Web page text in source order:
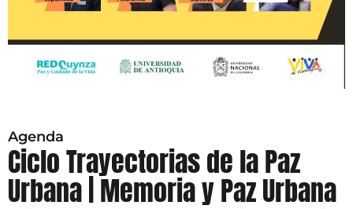
Agenda
Ciclo Trayectorias de la Paz
Urbana | Memoria y Paz Urbana